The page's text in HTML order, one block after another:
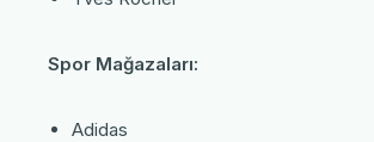
Spor Mağazaları:
Adidas